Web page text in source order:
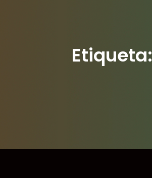
Etiqueta: